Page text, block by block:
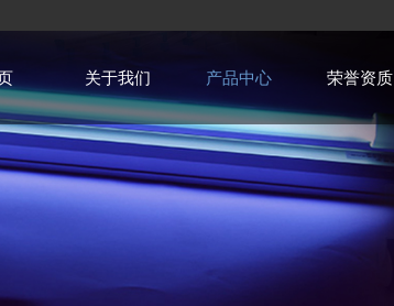
关于我们 产品中心 荣誉资质